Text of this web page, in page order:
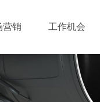
营销 工作机会